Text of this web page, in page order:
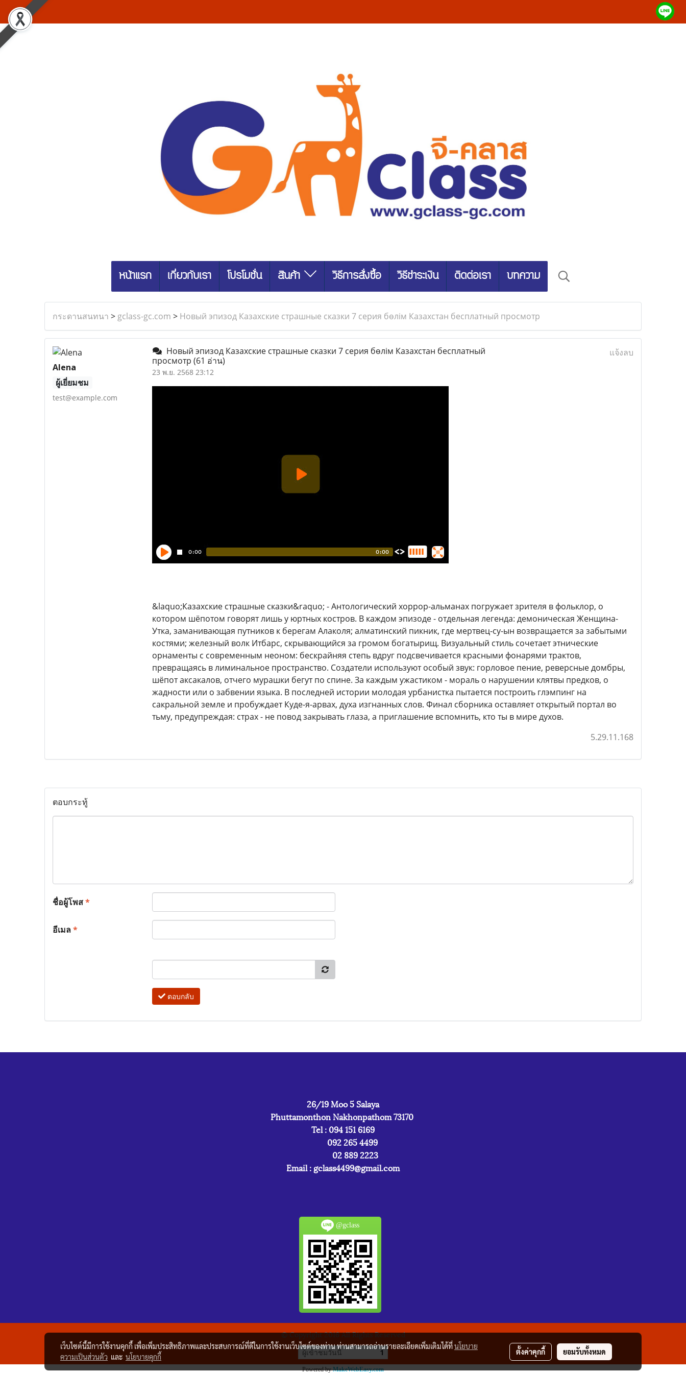
หน้าแรก เกี่ยวกับเรา โปรโมชั่น สินค้า วิธีการสั่งซื้อ วิธีชำระเงิน ติดต่อเรา บทความ
กระดานสนทนา > gclass-gc.com > Новый эпизод Казахские страшные сказки 7 серия бөлім Казахстан бесплатный просмотр
Alena
ผู้เยี่ยมชม
test@example.com
Новый эпизод Казахские страшные сказки 7 серия бөлім Казахстан бесплатный
просмотр (61 อ่าน)
23 พ.ย. 2568 23:12
แจ้งลบ
&laquo;Казахские страшные сказки&raquo; - Антологический хоррор-альманах погружает зрителя в фольклор, о
котором шёпотом говорят лишь у юртных костров. В каждом эпизоде - отдельная легенда: демоническая Женщина-
Утка, заманивающая путников к берегам Алаколя; алматинский пикник, где мертвец-су-ын возвращается за забытыми
костями; железный волк Итбарс, скрывающийся за громом богатырищ. Визуальный стиль сочетает этнические
орнаменты с современным неоном: бескрайняя степь вдруг подсвечивается красными фонарями трактов,
превращаясь в лиминальное пространство. Создатели используют особый звук: горловое пение, реверсные домбры,
шёпот аксакалов, отчего мурашки бегут по спине. За каждым ужастиком - мораль о нарушении клятвы предков, о
жадности или о забвении языка. В последней истории молодая урбанистка пытается построить глэмпинг на
сакральной земле и пробуждает Куде-я-арвах, духа изгнанных слов. Финал сборника оставляет открытый портал во
тьму, предупреждая: страх - не повод закрывать глаза, а приглашение вспомнить, кто ты в мире духов.
5.29.11.168
ตอบกระทู้
ชื่อผู้โพส*
อีเมล*
ตอบกลับ
26/19 Moo 5 Salaya
Phuttamonthon Nakhonpathom 73170
Tel : 094 151 6169
092 265 4499
02 889 2223
Email : gclass4499@gmail.com
@gclass
© Copyright 2016 All Rights Reserved
ผู้เข้าชมวันนี้ 1
Powered byMakeWebEasy.com
เว็บไซต์นี้มีการใช้งานคุกกี้ เพื่อเพิ่มประสิทธิภาพและประสบการณ์ที่ดีในการใช้งานเว็บไซต์ของท่าน ท่านสามารถอ่านรายละเอียดเพิ่มเติมได้ที่นโยบาย
ความเป็นส่วนตัว และ นโยบายคุกกี้
ตั้งค่าคุกกี้ ยอมรับทั้งหมด